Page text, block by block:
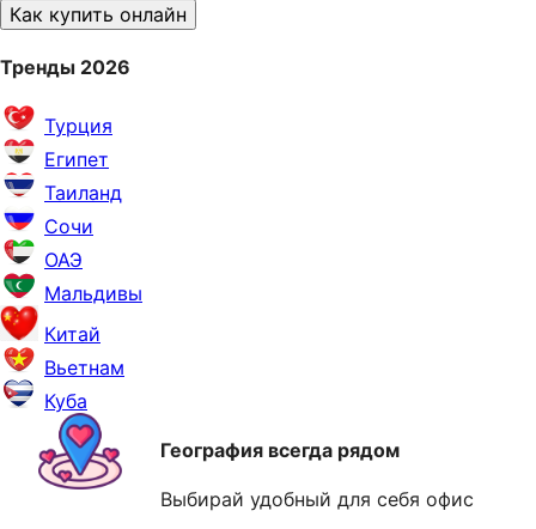
Как купить онлайн
Тренды 2026
Турция
Египет
Таиланд
Сочи
ОАЭ
Мальдивы
Китай
Вьетнам
Куба
География всегда рядом
Выбирай удобный для себя офис